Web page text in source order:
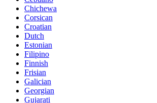
Chichewa
Corsican
Croatian
Dutch
Estonian
Filipino
Finnish
Frisian
Galician
Georgian
Gujarati